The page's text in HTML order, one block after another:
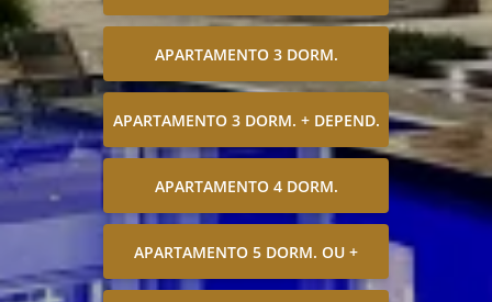
APARTAMENTO 3 DORM.
APARTAMENTO 3 DORM. + DEPEND.
APARTAMENTO 4 DORM.
APARTAMENTO 5 DORM. OU +